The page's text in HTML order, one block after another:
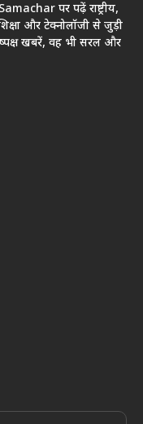
पर पढ़ें राष्ट्रीय,
और टेक्नोलॉजी से जुड़ी
खबरें, वह भी सरल और